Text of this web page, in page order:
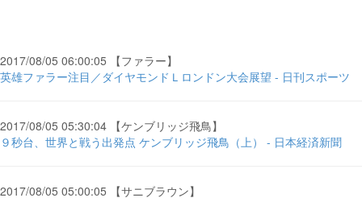
2017/08/05 06:00:05 【ファラー】
英雄ファラー注目／ダイヤモンドＬロンドン大会展望 - 日刊スポーツ
2017/08/05 05:30:04 【ケンブリッジ飛鳥】
９秒台、世界と戦う出発点 ケンブリッジ飛鳥（上） - 日本経済新聞
2017/08/05 05:00:05 【サニブラウン】